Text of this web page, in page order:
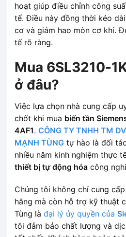
hoạt giúp điều chỉnh công
tế. Điều này đồng thời kéo
cơ và giảm hao mòn cơ khí.
tế rõ ràng.
Mua 6SL3210-
ở đâu?
Việc lựa chọn nhà cung cấp
chốt khi mua biến tần
4AF1. CÔNG TY TNHH TM
MẠNH TÙNG tự hào là đối
nhiều năm kinh nghiệm thực
thiết bị tự động hóa công
Chúng tôi không chỉ cung
hãng mà còn hỗ trợ kỹ thuật
Tùng là đại lý ủy quyền của
tôi đảm bảo chất lượng và